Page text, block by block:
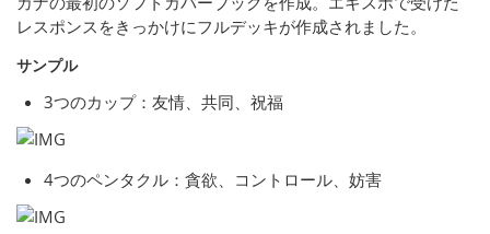
レスポンスをきっかけにフルデッキが作成されました。
サンプル
3つのカップ：友情、共同、祝福
4つのペンタクル：貪欲、コントロール、妨害